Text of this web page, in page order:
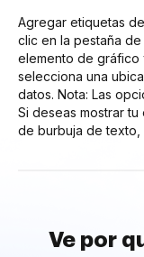
Agregar etiquetas
clic en la pestaña
elemento de gráfico
selecciona una
datos. Nota: Las
Si deseas mostrar
de burbuja de texto,
Ve por